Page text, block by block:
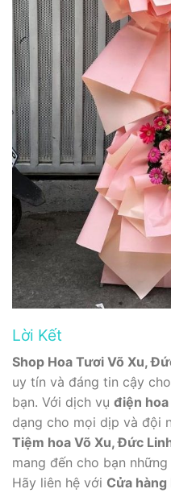
Lời Kết
Shop Hoa Tươi Võ Xu,
uy tín và đáng tin cậy
bạn. Với dịch vụ điện
dạng cho mọi dịp và đội
Tiệm hoa Võ Xu, Đức
mang đến cho bạn
Hãy liên hệ với Cửa hàng